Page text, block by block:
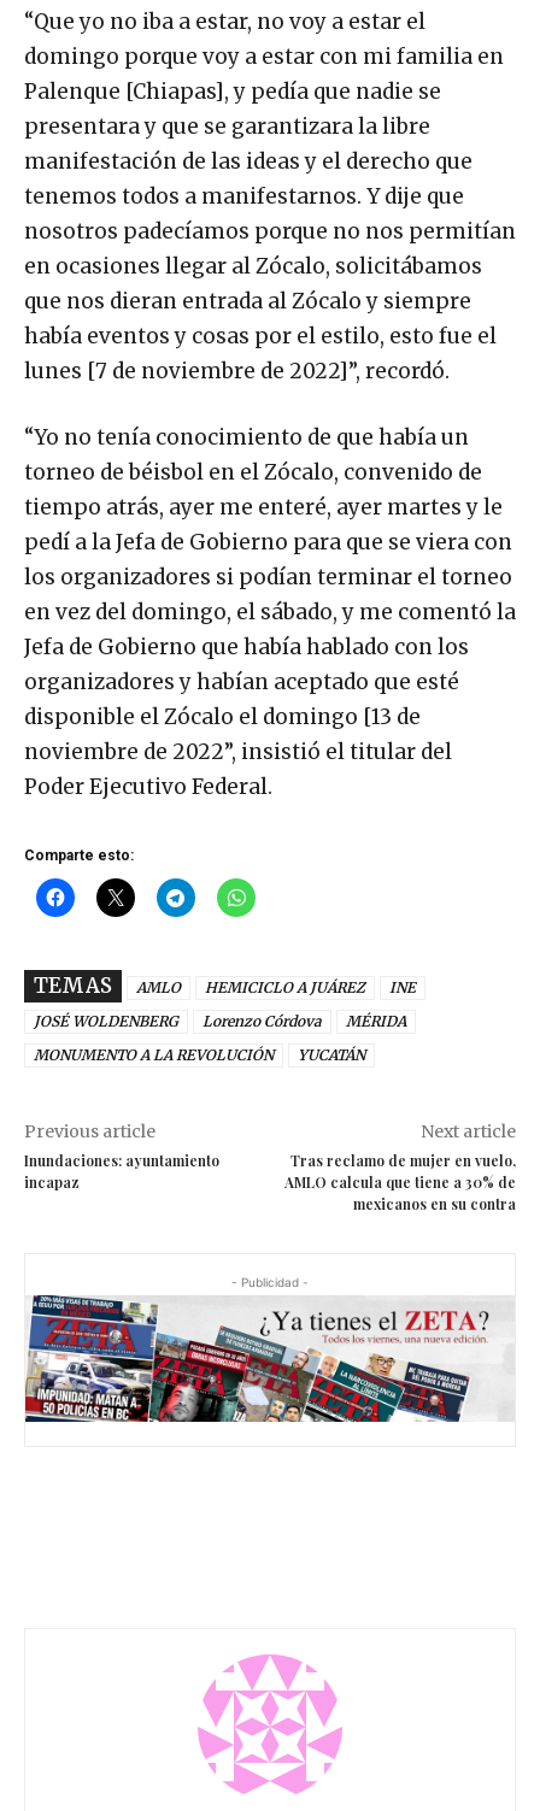
“Que yo no iba a estar, no voy a estar el
domingo porque voy a estar con mi familia en
Palenque [Chiapas], y pedía que nadie se
presentara y que se garantizara la libre
manifestación de las ideas y el derecho que
tenemos todos a manifestarnos. Y dije que
nosotros padecíamos porque no nos permitían
en ocasiones llegar al Zócalo, solicitábamos
que nos dieran entrada al Zócalo y siempre
había eventos y cosas por el estilo, esto fue el
lunes [7 de noviembre de 2022]”, recordó.
“Yo no tenía conocimiento de que había un
torneo de béisbol en el Zócalo, convenido de
tiempo atrás, ayer me enteré, ayer martes y le
pedí a la Jefa de Gobierno para que se viera con
los organizadores si podían terminar el torneo
en vez del domingo, el sábado, y me comentó la
Jefa de Gobierno que había hablado con los
organizadores y habían aceptado que esté
disponible el Zócalo el domingo [13 de
noviembre de 2022”, insistió el titular del
Poder Ejecutivo Federal.
Comparte esto:
TEMAS AMLO HEMICICLO A JUÁREZ
INE
JOSÉ WOLDENBERG
Lorenzo Córdova
MÉRIDA
MONUMENTO A LA REVOLUCIÓN
YUCATÁN
Previous article
Inundaciones: ayuntamiento
incapaz
Next article
Tras reclamo de mujer en vuelo,
AMLO calcula que tiene a 30% de
mexicanos en su contra
- Publicidad -